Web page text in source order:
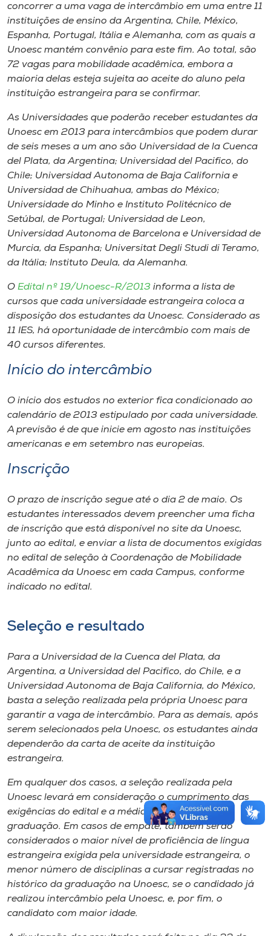
concorrer a uma vaga de intercâmbio em uma entre 11
instituições de ensino da Argentina, Chile, México,
Espanha, Portugal, Itália e Alemanha, com as quais a
Unoesc mantém convênio para este fim. Ao total, são
72 vagas para mobilidade acadêmica, embora a
maioria delas esteja sujeita ao aceite do aluno pela
instituição estrangeira para se confirmar.
As Universidades que poderão receber estudantes da
Unoesc em 2013 para intercâmbios que podem durar
de seis meses a um ano são Universidad de la Cuenca
del Plata, da Argentina; Universidad del Pacifico, do
Chile; Universidad Autonoma de Baja California e
Universidad de Chihuahua, ambas do México;
Universidade do Minho e Instituto Politécnico de
Setúbal, de Portugal; Universidad de Leon,
Universidad Autonoma de Barcelona e Universidad de
Murcia, da Espanha; Universitat Degli Studi di Teramo,
da Itália; Instituto Deula, da Alemanha.
O Edital nº 19/Unoesc-R/2013 informa a lista de
cursos que cada universidade estrangeira coloca a
disposição dos estudantes da Unoesc. Considerado as
11 IES, há oportunidade de intercâmbio com mais de
40 cursos diferentes.
Início do intercâmbio
O início dos estudos no exterior fica condicionado ao
calendário de 2013 estipulado por cada universidade.
A previsão é de que inicie em agosto nas instituições
americanas e em setembro nas europeias.
Inscrição
O prazo de inscrição segue até o dia 2 de maio. Os
estudantes interessados devem preencher uma ficha
de inscrição que está disponível no site da Unoesc,
junto ao edital, e enviar a lista de documentos exigidas
no edital de seleção à Coordenação de Mobilidade
Acadêmica da Unoesc em cada Campus, conforme
indicado no edital.
Seleção e resultado
Para a Universidad de la Cuenca del Plata, da
Argentina, a Universidad del Pacifico, do Chile, e a
Universidad Autonoma de Baja California, do México,
basta a seleção realizada pela própria Unoesc para
garantir a vaga de intercâmbio. Para as demais, após
serem selecionados pela Unoesc, os estudantes ainda
dependerão da carta de aceite da instituição
estrangeira.
Em qualquer dos casos, a seleção realizada pela
Unoesc levará em consideração o cumprimento das
exigências do edital e a média no histórico de
graduação. Em casos de empate, também serão
considerados o maior nível de proficiência de língua
estrangeira exigida pela universidade estrangeira, o
menor número de disciplinas a cursar registradas no
histórico da graduação na Unoesc, se o candidado já
realizou intercâmbio pela Unoesc, e, por fim, o
candidato com maior idade.